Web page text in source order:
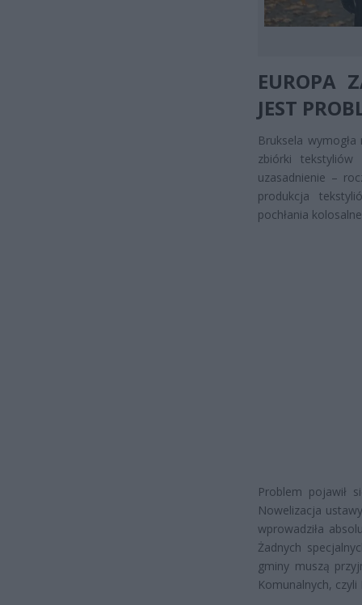
EUROPA
JEST
Bruksela
zbiórki
uzasadnienie –
produkcja
pochłania
Problem pojawił
Nowelizacja
wprowadziła
Żadnych
gminy muszą
Komunalnych, czyli